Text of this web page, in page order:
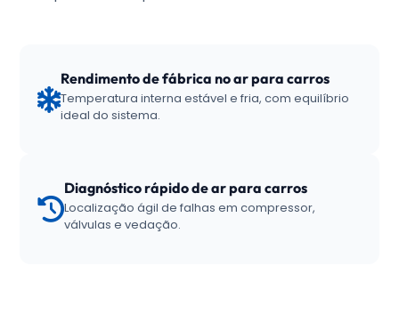
Rendimento de fábrica no ar para carros
Temperatura interna estável e fria, com equilíbrio
ideal do sistema.
Diagnóstico rápido de ar para carros
Localização ágil de falhas em compressor,
válvulas e vedação.